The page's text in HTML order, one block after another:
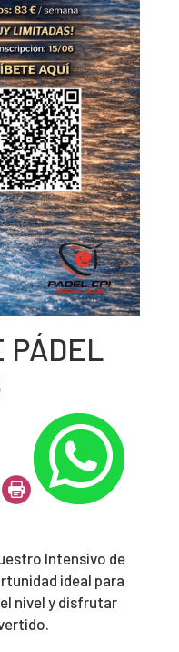
PÁDEL
Intensivo de
ideal para
nivel y disfrutar